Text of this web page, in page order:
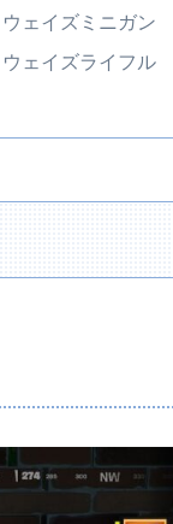
ェイズミニガン
ェイズライフル